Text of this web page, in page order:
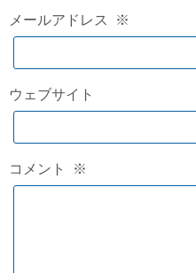
メールアドレス ※
ウェブサイト
コメント ※